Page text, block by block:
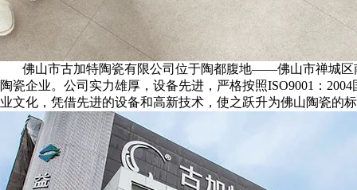
佛山市古加特陶瓷有限公司位于陶都腹地——佛山市禅城区
陶瓷企业。公司实力雄厚，设备先进，严格按照ISO9001：
业文化，凭借先进的设备和高新技术，使之跃升为佛山陶瓷的